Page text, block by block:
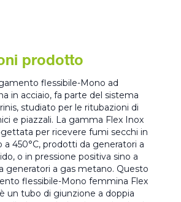
prodotto
flessibile-Mono ad
in acciaio, fa parte del sistema
studiato per le ritubazioni di
e piazzali. La gamma Flex Inox
per ricevere fumi secchi in
a 450°C, prodotti da generatori a
o in pressione positiva sino a
generatori a gas metano. Questo
flessibile-Mono femmina Flex
un tubo di giunzione a doppia